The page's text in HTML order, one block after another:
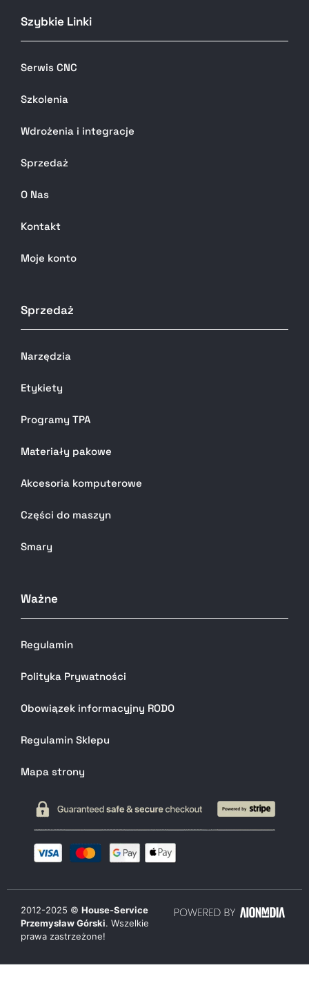
Szybkie Linki
Serwis CNC
Szkolenia
Wdrożenia i integracje
Sprzedaż
O Nas
Kontakt
Moje konto
Sprzedaż
Narzędzia
Etykiety
Programy TPA
Materiały pakowe
Akcesoria komputerowe
Części do maszyn
Smary
Ważne
Regulamin
Polityka Prywatności
Obowiązek informacyjny RODO
Regulamin Sklepu
Mapa strony
2012-2025 © House-Service
Przemysław Górski. Wszelkie
prawa zastrzeżone!